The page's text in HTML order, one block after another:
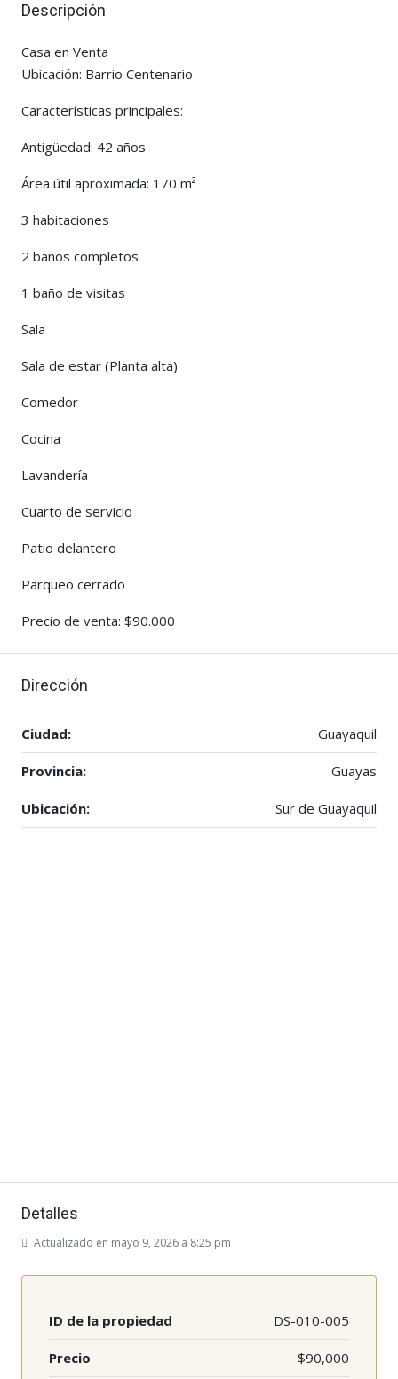
Descripción
Casa en Venta
Ubicación: Barrio Centenario
Características principales:
Antigüedad: 42 años
Área útil aproximada: 170 m²
3 habitaciones
2 baños completos
1 baño de visitas
Sala
Sala de estar (Planta alta)
Comedor
Cocina
Lavandería
Cuarto de servicio
Patio delantero
Parqueo cerrado
Precio de venta: $90.000
Dirección
Ciudad: Guayaquil
Provincia: Guayas
Ubicación: Sur de Guayaquil
Detalles
Actualizado en mayo 9, 2026 a 8:25 pm
ID de la propiedad DS-010-005
Precio $90,000